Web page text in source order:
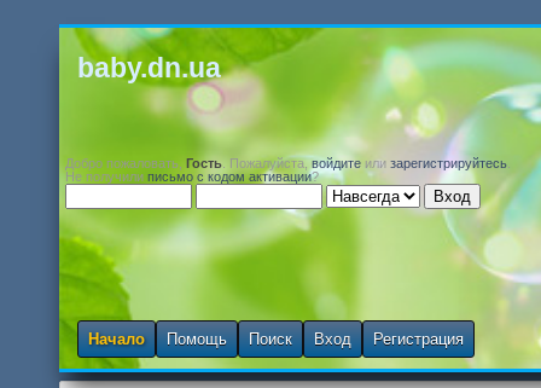
baby.dn.ua
Добро пожаловать, Гость . Пожалуйста,войдите или зарегистрируйтесь
Не получили письмо с кодом активации?
Начало Помощь Поиск Вход Регистрация